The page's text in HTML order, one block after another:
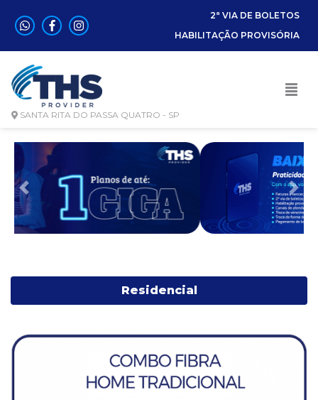
2ª VIA DE BOLETOS
HABILITAÇÃO PROVISÓRIA
SANTA RITA DO PASSA QUATRO - SP
Anterior
Residencial